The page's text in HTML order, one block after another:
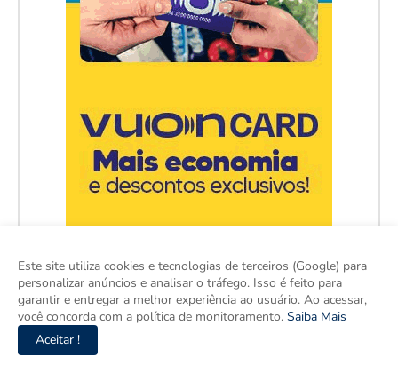
Este site utiliza cookies e tecnologias de terceiros (Google) para
personalizar anúncios e analisar o tráfego. Isso é feito para
garantir e entregar a melhor experiência ao usuário. Ao acessar,
você concorda com a política de monitoramento. Saiba Mais
Aceitar !